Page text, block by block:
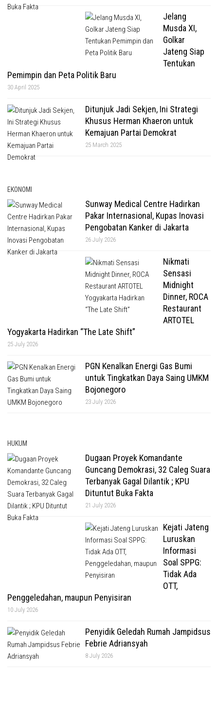
Jelang
Musda XI,
Golkar
Jateng Siap
Tentukan
Pemimpin dan Peta Politik Baru
30 April 2025
Ditunjuk Jadi Sekjen, Ini Strategi
Khusus Herman Khaeron untuk
Kemajuan Partai Demokrat
25 March 2025
EKONOMI
Sunway Medical Centre Hadirkan
Pakar Internasional, Kupas Inovasi
Pengobatan Kanker di Jakarta
26 July 2026
Nikmati
Sensasi
Midnight
Dinner, ROCA
Restaurant
ARTOTEL
Yogyakarta Hadirkan “The Late Shift”
25 July 2026
PGN Kenalkan Energi Gas Bumi
untuk Tingkatkan Daya Saing UMKM
Bojonegoro
23 July 2026
HUKUM
Dugaan Proyek Komandante
Guncang Demokrasi, 32 Caleg Suara
Terbanyak Gagal Dilantik ; KPU
Dituntut Buka Fakta
21 July 2026
Kejati Jateng
Luruskan
Informasi
Soal SPPG:
Tidak Ada
OTT,
Penggeledahan, maupun Penyisiran
10 July 2026
Penyidik Geledah Rumah Jampidsus
Febrie Adriansyah
8 July 2026